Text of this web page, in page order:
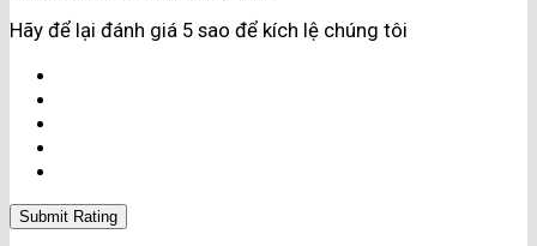
Hãy để lại đánh giá 5 sao để kích lệ chúng tôi
Submit Rating